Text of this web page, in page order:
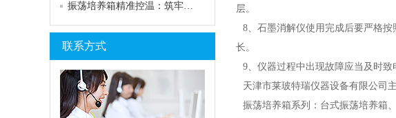
振荡培养箱精准控温：筑牢实验环境稳定的核心根基
联系方式
层。
8、石墨消解仪使用完成后要严格
长。
9、仪器过程中出现故障应当及时致
天津市莱玻特瑞仪器设备有限公司
振荡培养箱系列：台式振荡培养箱